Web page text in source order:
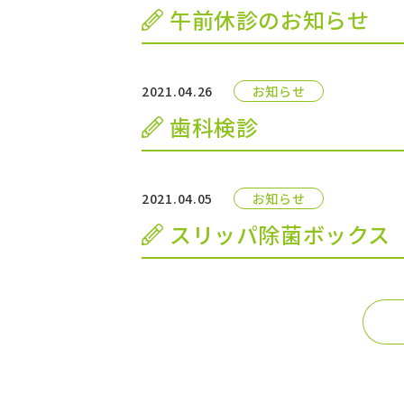
午前休診のお知らせ
2021.04.26 お知らせ
歯科検診
2021.04.05 お知らせ
スリッパ除菌ボックス